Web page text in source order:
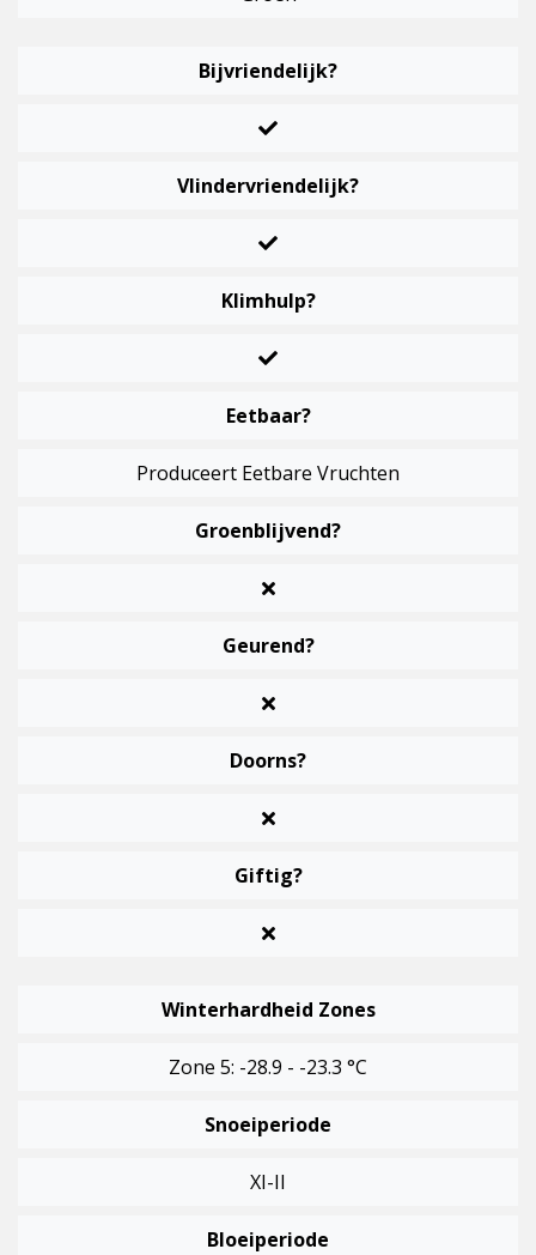
Bijvriendelijk?
Vlindervriendelijk?
Klimhulp?
Eetbaar?
Produceert Eetbare Vruchten
Groenblijvend?
Geurend?
Doorns?
Giftig?
Winterhardheid Zones
Zone 5: -28.9 - -23.3 °C
Snoeiperiode
XI-II
Bloeiperiode